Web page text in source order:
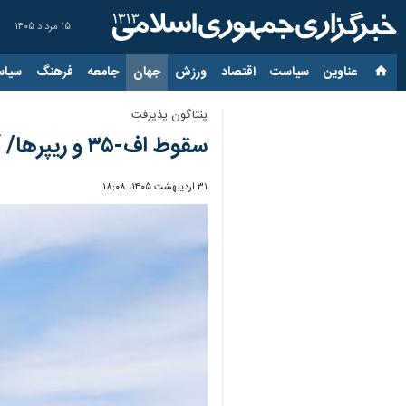
۱۵ مرداد ۱۴۰۵
عناوین‌ سیاست اقتصاد ورزش جهان جامعه فرهنگ
پنتاگون پذیرفت
سقوط اف-۳۵ و ریپرها/ آمریکا: ۲۹ میلیارد دلار و ۴۰ هواگرد در جنگ با ایران سوخت
۳۱ اردیبهشت ۱۴۰۵، ۱۸:۰۸